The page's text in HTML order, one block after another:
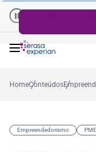
Empresas |
ano
HomeConteúdos
Empreendedorismo PME